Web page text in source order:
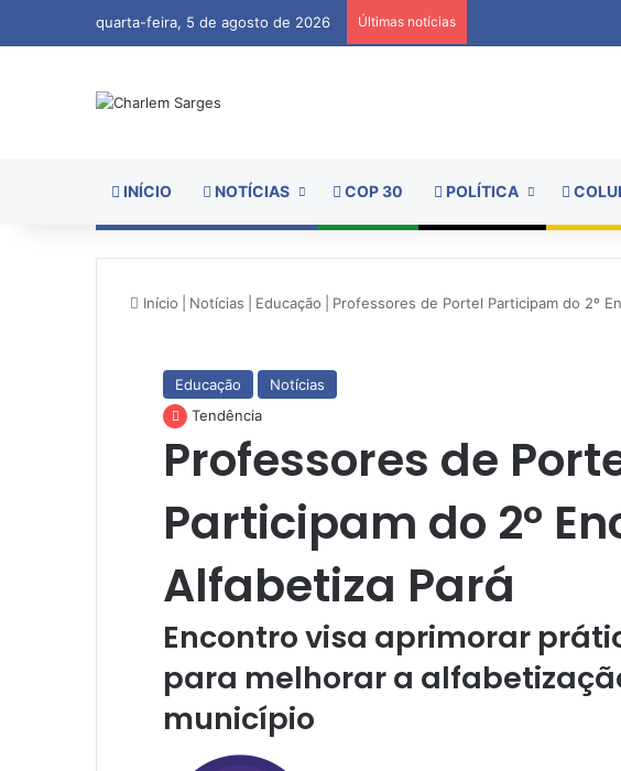
quarta-feira, 5 de agosto de 2026 Últimas notícias
INÍCIO NOTÍCIAS COP 30 POLÍTICA
Início Notícias Educação Professores de Portel Participam do 2º
Educação
Notícias
Tendência
Professores de
Participam do 2º
Alfabetiza Pará
Encontro visa aprimorar
para melhorar a
município